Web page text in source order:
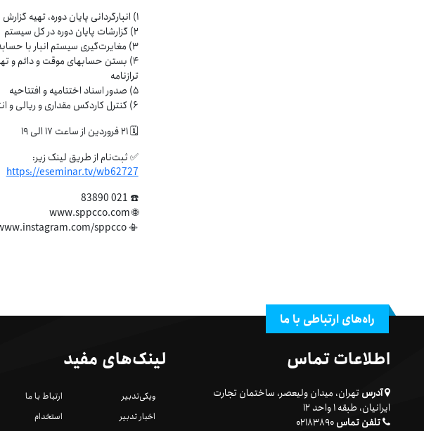
۱) انبارگردانی پایان‌ دوره، تهیه گزارش مغایرت انبار و صدور رسید و حواله اصلاحی
۲) گزارشات پایان دوره در کل سیستم
۳) مغایرت‌گیری سیستم انبار با حسابداری
۴) بستن حسابهای موقت و دائم و
ترازنامه
۵) صدور اسناد اختتامیه و افتتاحیه
۶) کنترل کاردکس مقداری و ریالی و انتقال موجودی کالاها به دوره مالی جدید
🗓️ ۲۱ فروردین از ساعت ۱۷ الی ۱۹
✅ ثبت‌نام از طریق لینک زیر:
https://eseminar.tv/wb62727
☎️ 021 83890
🌐 www.sppcco.com
📳 www.instagram.com/sppcco
راه‌های ارتباطی با ما
اطلاعات تماس
آدرستهران، میدان ولیعصر، ساختمان تجارت
ایرانیان، طبقه ۱ واحد ۱۲
تلفن تماس۰۲۱۸۳۸۹۰
لینک‌های مفید
ویکی‌تدبیر
اخبار تدبیر
ارتباط با ما
استخدام